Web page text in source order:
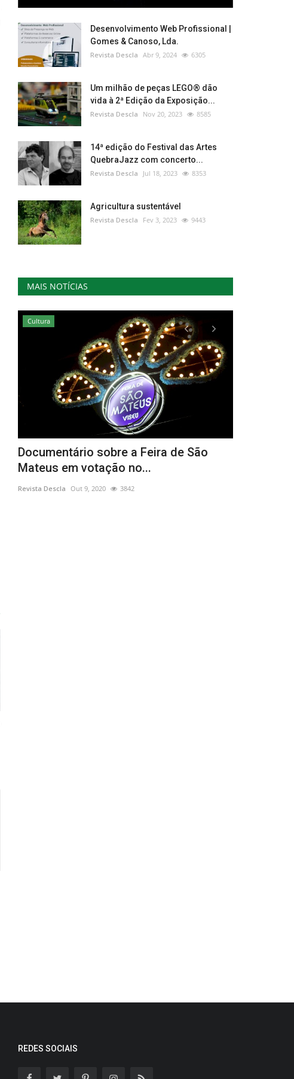
Desenvolvimento Web Profissional |
Gomes & Canoso, Lda.
Revista Descla Abr 9, 2024 6305
Um milhão de peças LEGO® dão
vida à 2ª Edição da Exposição...
Revista Descla Nov 20, 2023 8585
14ª edição do Festival das Artes
QuebraJazz com concerto...
Revista Descla Jul 18, 2023 8353
Agricultura sustentável
Revista Descla Fev 3, 2023 9443
MAIS NOTÍCIAS
Cultura
Documentário sobre a Feira de São
Mateus em votação no...
Revista Descla Out 9, 2020 3842
REDES SOCIAIS